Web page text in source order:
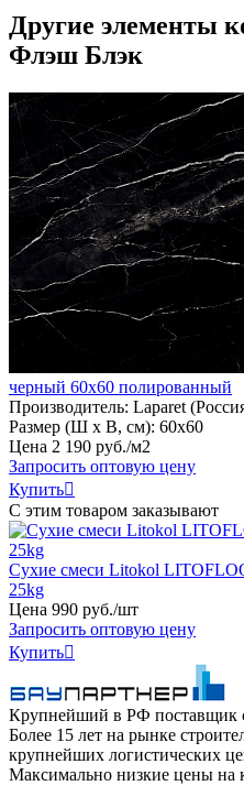
Другие элементы
Флэш Блэк
черный 60х60 полированный
Производитель: Laparet
Размер (Ш х В, см): 60х60
Цена 2 190 руб./м2
Запросить оптовую цену
Купить
С этим товаром заказывают
Сухие смеси Litokol
25kg
Цена 990 руб./шт
Запросить оптовую цену
Купить
Крупнейший в РФ поставщик
Более 15 лет на рынке
крупнейших логистических
Максимально низкие цены на